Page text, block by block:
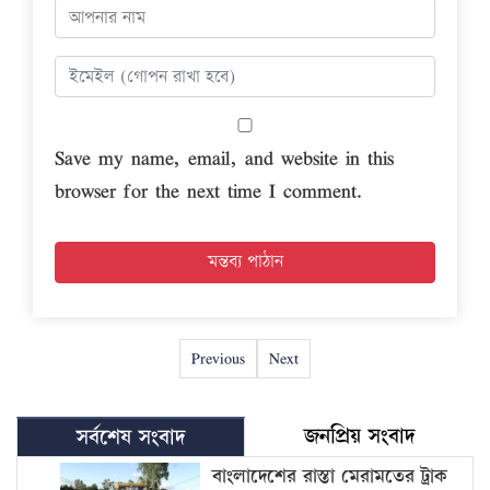
Save my name, email, and website in this
browser for the next time I comment.
Previous Next
সর্বশেষ সংবাদ জনপ্রিয় সংবাদ
বাংলাদেশের রাস্তা মেরামতের ট্রাক